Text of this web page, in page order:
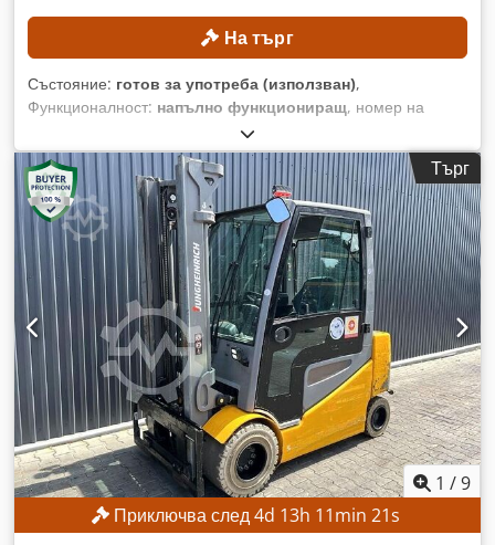
На търг
Състояние: готов за употреба (използван),
Функционалност: напълно функциониращ, номер на
G024V02010N
производство:2015, часове на работа:9 371 h,
товароносимост:7 000 кг, височина на повдигане:7 100
мм, свободно повдигане: 1 845 мм, тип гориво:газ, тип
мачта:триплекс , строителна височина:3 500 мм, Без
минимална цена – гарантирана продажба на най-високата
предложена цена! ТЕХНИЧЕСКИ ХАРАКТЕРИСТИКИ
Товароподемност: 7000 кг Максимална височина на
повдигане: 7100 мм Свободен ход на повдигане: 1845 мм
ТЕХНИЧЕСКИ ДЕТАЙЛИ НА МАШИНАТА Cedpfx
Amjzrgcmsksrf Тип мачта: Триплекс ISO клас: 4 (5000–
10000 кг) Тип задвижване: Двигател с вътрешно горене
Обща височина: 3500 мм ОБОРУДВАНЕ 3-ти хидравличен
клапан 4-ти хидравличен клапан Външна референция:
SL13128SP
Търг
1 /9
Приключва след4d 13h 11min 18s